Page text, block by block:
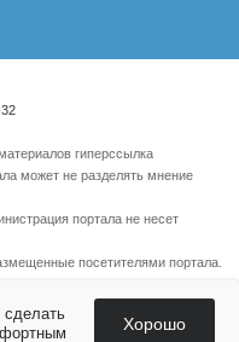
гиперссылка
может не разделять мнение
портала не несет
посетителями портала.
сделать
Хорошо